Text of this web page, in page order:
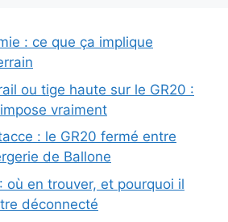
: ce que ça implique
ou tige haute sur le GR20 :
vraiment
: le GR20 fermé entre
de Ballone
où en trouver, et pourquoi il
déconnecté